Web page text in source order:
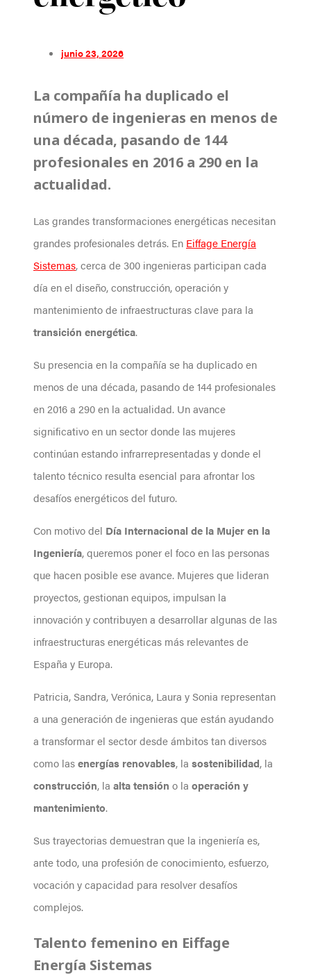
junio 23, 2026
La compañía ha duplicado el
número de ingenieras en menos de
una década, pasando de 144
profesionales en 2016 a 290 en la
actualidad.
Las grandes transformaciones energéticas necesitan
grandes profesionales detrás. En Eiffage Energía
Sistemas, cerca de 300 ingenieras participan cada
día en el diseño, construcción, operación y
mantenimiento de infraestructuras clave para la
transición energética.
Su presencia en la compañía se ha duplicado en
menos de una década, pasando de 144 profesionales
en 2016 a 290 en la actualidad. Un avance
significativo en un sector donde las mujeres
continúan estando infrarrepresentadas y donde el
talento técnico resulta esencial para afrontar los
desafíos energéticos del futuro.
Con motivo del Día Internacional de la Mujer en la
Ingeniería, queremos poner el foco en las personas
que hacen posible ese avance. Mujeres que lideran
proyectos, gestionan equipos, impulsan la
innovación y contribuyen a desarrollar algunas de las
infraestructuras energéticas más relevantes de
España y Europa.
Patricia, Sandra, Verónica, Laura y Sonia representan
a una generación de ingenieras que están ayudando
a transformar el sector desde ámbitos tan diversos
como lasenergías renovables, la sostenibilidad, la
construcción, la alta tensión o la operación y
mantenimiento.
Sus trayectorias demuestran que la ingeniería es,
ante todo, una profesión de conocimiento, esfuerzo,
vocación y capacidad para resolver desafíos
complejos.
Talento femenino en Eiffage
Energía Sistemas